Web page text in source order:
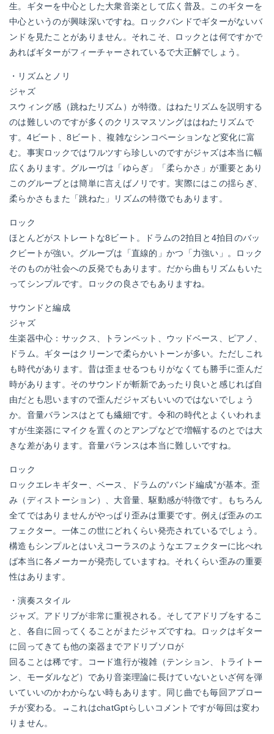
生。ギターを中心とした大衆音楽として広く普及。このギターを
中心というのが興味深いですね。ロックバンドでギターがないバ
ンドを見たことがありません。それこそ、ロックとは何ですかで
あればギターがフィーチャーされているで大正解でしょう。
・リズムとノリ
ジャズ
スウィング感（跳ねたリズム）が特徴。はねたリズムを説明する
のは難しいのですが多くのクリスマスソングははねたリズムで
す。4ビート、8ビート、複雑なシンコペーションなど変化に富
む。事実ロックではワルツすら珍しいのですがジャズは本当に幅
広くあります。グルーヴは「ゆらぎ」「柔らかさ」が重要とあり
このグルーブとは簡単に言えばノリです。実際にはこの揺らぎ、
柔らかさもまた「跳ねた」リズムの特徴でもあります。
ロック
ほとんどがストレートな8ビート。ドラムの2拍目と4拍目のバッ
クビートが強い。グルーブは「直線的」かつ「力強い」。ロック
そのものが社会への反発でもあります。だから曲もリズムもいた
ってシンプルです。ロックの良さでもありますね。
サウンドと編成
ジャズ
生楽器中心：サックス、トランペット、ウッドベース、ピアノ、
ドラム。ギターはクリーンで柔らかいトーンが多い。ただしこれ
も時代があります。昔は歪ませるつもりがなくても勝手に歪んだ
時があります。そのサウンドが斬新であったり良いと感じれば自
由だとも思いますので歪んだジャズもいいのではないでしょう
か。音量バランスはとても繊細です。令和の時代とよくいわれま
すが生楽器にマイクを置くのとアンプなどで増幅するのとでは大
きな差があります。音量バランスは本当に難しいですね。
ロック
ロックエレキギター、ベース、ドラムの“バンド編成”が基本。歪
み（ディストーション）、大音量、駆動感が特徴です。もちろん
全てではありませんがやっぱり歪みは重要です。例えば歪みのエ
フェクター。一体この世にどれくらい発売されているでしょう。
構造もシンプルとはいえコーラスのようなエフェクターに比べれ
ば本当に各メーカーが発売していますね。それくらい歪みの重要
性はあります。
・演奏スタイル
ジャズ。アドリブが非常に重視される。そしてアドリブをするこ
と、各自に回ってくることがまたジャズですね。ロックはギター
に回ってきても他の楽器までアドリブソロが
回ることは稀です。コード進行が複雑（テンション、トライトー
ン、モーダルなど）であり音楽理論に長けていないといざ何を弾
いていいのかわからない時もあります。同じ曲でも毎回アプロー
チが変わる。→これはchatGptらしいコメントですが毎回は変わ
りません。